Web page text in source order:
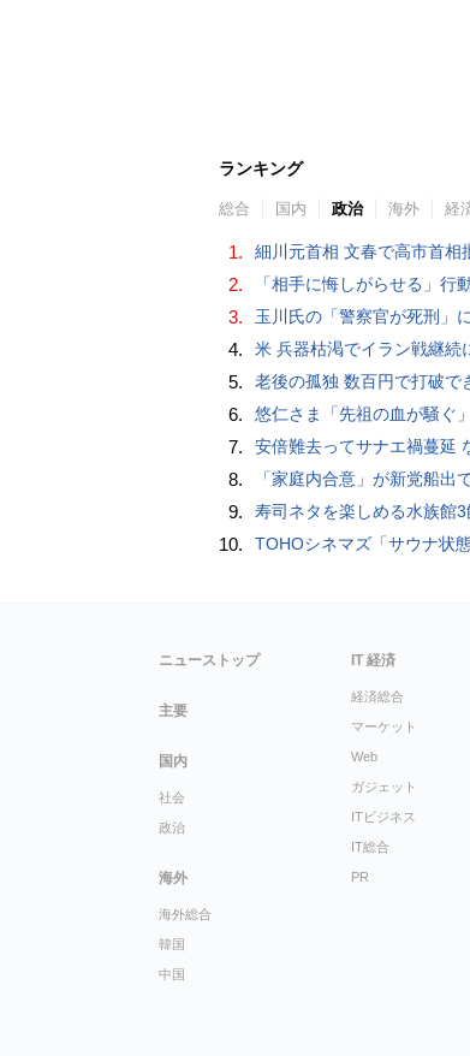
ランキング
総合 国内 政治 海外 経
1. 細川元首相 文春で高市首相
2. 「相手に悔しがらせる」行
3. 玉川氏の「警察官が死刑」
4. 米 兵器枯渇でイラン戦継続
5. 老後の孤独 数百円で打破で
6. 悠仁さま「先祖の血が騒ぐ」
7. 安倍難去ってサナエ禍蔓延 なぜ日本人は妙ちくりんな女に騙さ
8. 「家庭内合意」が新党船出
9. 寿司ネタを楽しめる水族館3
10. TOHOシネマズ「サウナ状
ニューストップ
主要
国内
社会
政治
海外
海外総合
韓国
中国
IT 経済
経済総合
マーケット
Web
ガジェット
ITビジネス
IT総合
PR